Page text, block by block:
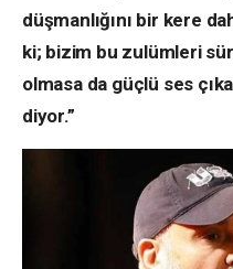
düşmanlığını bir kere
ki; bizim bu zulümleri
olmasa da güçlü ses
diyor.”